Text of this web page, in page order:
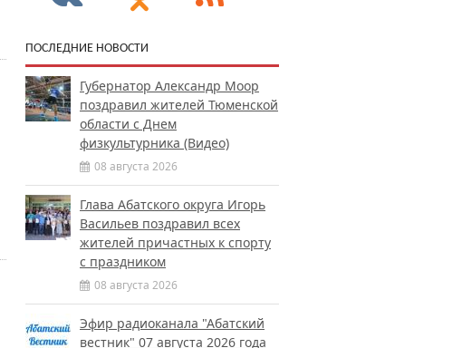
ПОСЛЕДНИЕ НОВОСТИ
Губернатор Александр Моор
поздравил жителей Тюменской
области с Днем
физкультурника (Видео)
08 августа 2026
Глава Абатского округа Игорь
Васильев поздравил всех
жителей причастных к спорту
с праздником
08 августа 2026
Эфир радиоканала "Абатский
вестник" 07 августа 2026 года